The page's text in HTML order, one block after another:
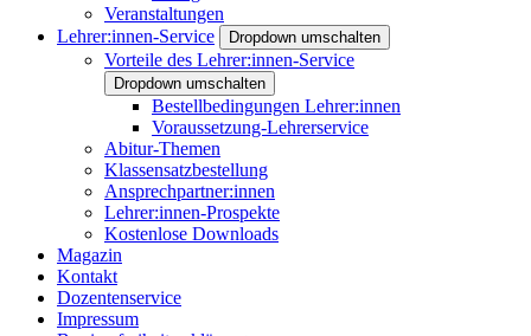
Veranstaltungen
Lehrer:innen-Service
Dropdown umschalten
Vorteile des Lehrer:innen-Service
Dropdown umschalten
Bestellbedingungen Lehrer:innen
Voraussetzung-Lehrerservice
Abitur-Themen
Klassensatzbestellung
Ansprechpartner:innen
Lehrer:innen-Prospekte
Kostenlose Downloads
Magazin
Kontakt
Dozentenservice
Impressum